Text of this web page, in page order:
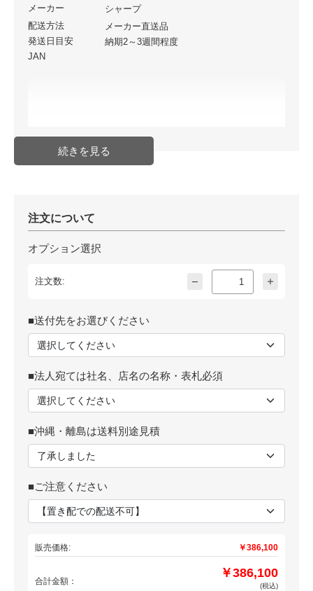
メーカー
シャープ
配送方法
メーカー直送品
発送日目安
納期2～3週間程度
JAN
注文について
オプション選択
注文数:
■送付先をお選びください
■法人宛ては社名、店名の名称・表札必須
■沖縄・離島は送料別途見積
■ご注意ください
販売価格: ￥386,100
合計金額：
￥386,100
(税込)